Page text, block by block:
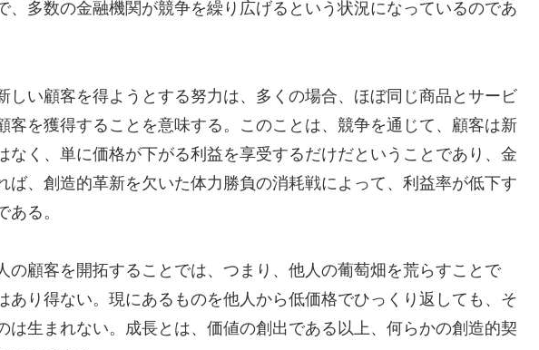
、多数の金融機関が競争を繰り広げるという状況になっているのであ
しい顧客を得ようとする努力は、多くの場合、ほぼ同じ商品とサービ
客を獲得することを意味する。このことは、競争を通じて、顧客は新
なく、単に価格が下がる利益を享受するだけだということであり、金
ば、創造的革新を欠いた体力勝負の消耗戦によって、利益率が低下す
ある。
の顧客を開拓することでは、つまり、他人の葡萄畑を荒らすことで
あり得ない。現にあるものを他人から低価格でひっくり返しても、そ
は生まれない。成長とは、価値の創出である以上、何らかの創造的契